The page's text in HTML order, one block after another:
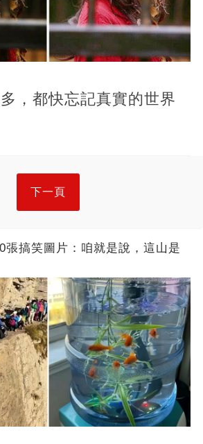
，都快忘記真實的世界
下一頁
張搞笑圖片：咱就是說，這山是